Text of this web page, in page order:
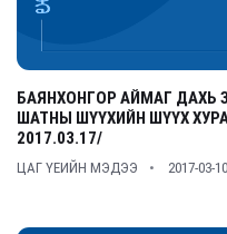
БАЯНХОНГОР АЙМАГ ДАХЬ
ШАТНЫ ШҮҮХИЙН ШҮҮХ
2017.03.17/
ЦАГ ҮЕИЙН МЭДЭЭ 2017-03-